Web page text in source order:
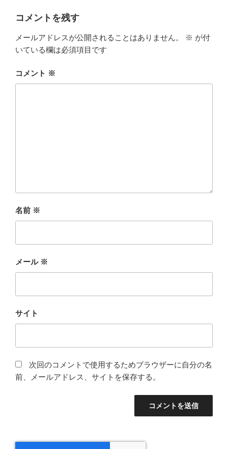
コメントを残す
メールアドレスが公開されることはありません。 ※ が付
いている欄は必須項目です
コメント ※
名前 ※
メール ※
サイト
次回のコメントで使用するためブラウザーに自分の名
前、メールアドレス、サイトを保存する。